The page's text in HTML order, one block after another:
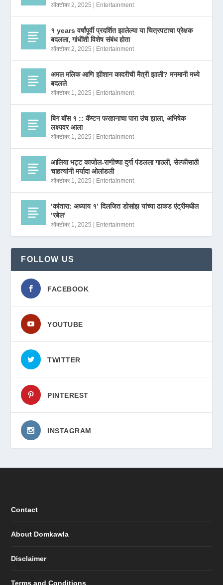
ऑक्टोबर 2, 2025 | Entertainment
१ years वर्षांपूर्वी प्रदर्शित झालेल्या या चित्रपटाचा प्रेक्षक
बदलला, गांधींशी विशेष संबंध होता
ऑक्टोबर 2, 2025 | Entertainment
अमल मलिक आणि झीशान कादरीची मैत्री झाली? मनमानी मध्ये
बदलले
ऑक्टोबर 1, 2025 | Entertainment
बिग बॉस १ :: कॅप्टन फरहानाचा पारा उंच झाला, अभिषेक
लक्ष्यवर आला
ऑक्टोबर 1, 2025 | Entertainment
आलिया भट्ट काजोल-राणीच्या दुर्गा पंडलला गाठली, सेल्फीसाठी
चाहत्यांनी मर्यादा ओलांडली
ऑक्टोबर 1, 2025 | Entertainment
‘कांतारा: अध्याय १’ दिलजित डोसांझ यांच्या ढाकड एंट्रीमधील
‘रबेल’
ऑक्टोबर 1, 2025 | Entertainment
FOLLOW US
FACEBOOK
YOUTUBE
TWITTER
PINTEREST
INSTAGRAM
Contact
About Domkawla
Disclaimer
Terms and Conditions